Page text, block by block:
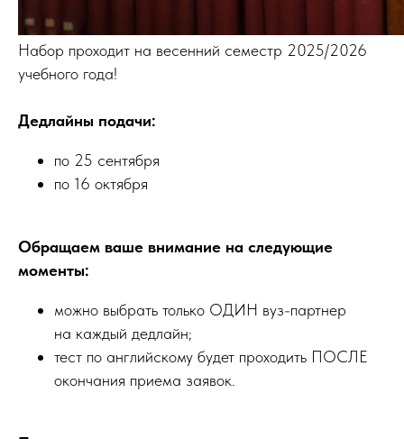
Набор проходит на весенний семестр 2025/2026
учебного года!
Дедлайны подачи:
по 25 сентября
по 16 октября
Обращаем ваше внимание на следующие
моменты:
можно выбрать только ОДИН вуз-партнер
на каждый дедлайн;
тест по английскому будет проходить ПОСЛЕ
окончания приема заявок.